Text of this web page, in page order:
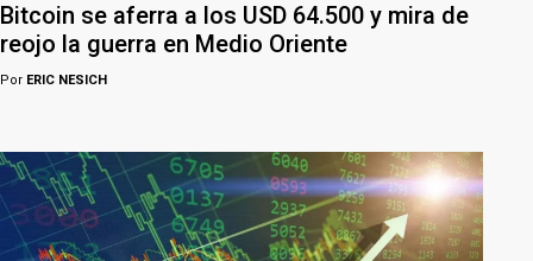
Bitcoin se aferra a los USD 64.500 y mira de
reojo la guerra en Medio Oriente
Por ERIC NESICH